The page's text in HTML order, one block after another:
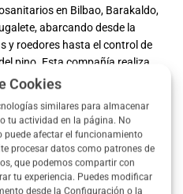
Cookies
similares para almacenar
tu actividad en la página. No
afectar el funcionamiento
procesar datos como patrones de
que podemos compartir con
tu experiencia. Puedes modificar
desde la Configuración o la
en Bilbao, Barakaldo,
abarcando desde la
y roedores hasta el control de
pino. Esta compañía realiza
técnicos, ofreciendo
por su seriedad,
con un servicio puntual y
los clientes.